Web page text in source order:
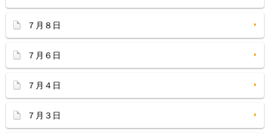
７月８日
７月６日
７月４日
７月３日